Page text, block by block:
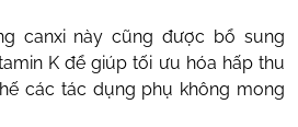
canxi này cũng được bổ sung
K để giúp tối ưu hóa hấp thu
các tác dụng phụ không mong